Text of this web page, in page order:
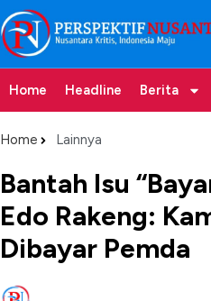
Home Headline Berita
Home Lainnya
Bantah Isu
Edo Rakeng:
Dibayar Pemda